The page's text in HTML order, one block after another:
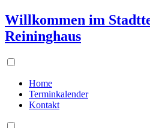
Willkommen im
Reininghaus
Home
Terminkalender
Kontakt